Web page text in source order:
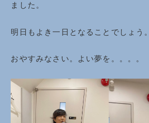
ました。
明日もよき一日となることでしょう。
おやすみなさい。よい夢を。。。。